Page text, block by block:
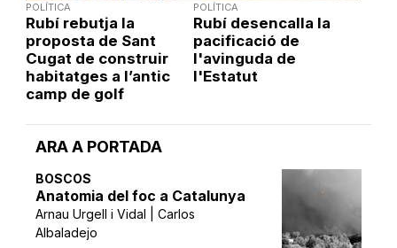
ARA A PORTADA
BOSCOS
Anatomia del foc a Catalunya
Arnau Urgell i Vidal | Carlos
Albaladejo
POLÍTICA
Rubí rebutja la
proposta de Sant
Cugat de construir
habitatges a l’antic
camp de golf
POLÍTICA
Rubí desencalla la
pacificació de
l'avinguda de
l'Estatut